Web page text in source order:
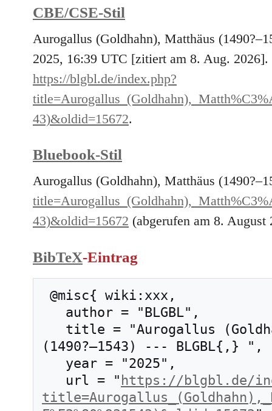
CBE/CSE-Stil
Aurogallus (Goldhahn), Matthäus
2025, 16:39 UTC [zitiert am 8. Aug. 2026].
https://blgbl.de/index.php?
43)&oldid=15672.
Bluebook-Stil
Aurogallus (Goldhahn), Matthäus
43)&oldid=15672 (abgerufen am 8. August
BibTeX-Eintrag
(1490?–1543) --- BLGBL{,} ",
   url = "
https://blgbl.de/